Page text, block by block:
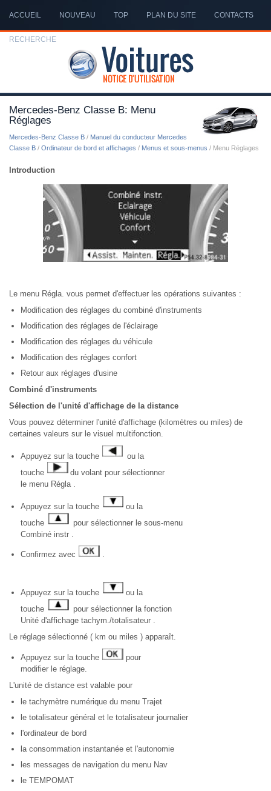
ACCUEIL NOUVEAU TOP PLAN DU SITE CONTACTS
RECHERCHE
Mercedes-Benz Classe B: Menu
Réglages
Mercedes-Benz Classe B / Manuel du conducteur Mercedes
Classe B / Ordinateur de bord et affichages / Menus et sous-menus / Menu Réglages
Introduction
Le menu Régla. vous permet d'effectuer les opérations suivantes :
Modification des réglages du combiné d'instruments
Modification des réglages de l'éclairage
Modification des réglages du véhicule
Modification des réglages confort
Retour aux réglages d'usine
Combiné d'instruments
Sélection de l'unité d'affichage de la distance
Vous pouvez déterminer l'unité d'affichage (kilomètres ou miles) de
certaines valeurs sur le visuel multifonction.
Appuyez sur la touche
ou la
touche
du volant pour sélectionner
le menu Régla .
Appuyez sur la touche
ou la
touche
pour sélectionner le sous-menu
Combiné instr .
Confirmez avec .
Appuyez sur la touche
ou la
touche
pour sélectionner la fonction
Unité d'affichage tachym./totalisateur .
Le réglage sélectionné ( km ou miles ) apparaît.
Appuyez sur la touche
pour
modifier le réglage.
L'unité de distance est valable pour
le tachymètre numérique du menu Trajet
le totalisateur général et le totalisateur journalier
l'ordinateur de bord
la consommation instantanée et l'autonomie
les messages de navigation du menu Nav
le TEMPOMAT